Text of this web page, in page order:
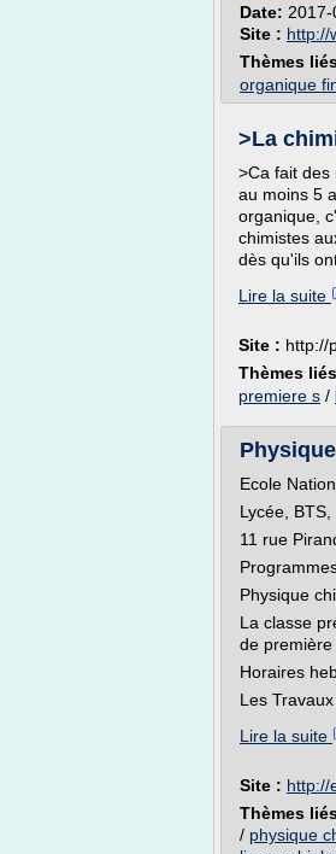
Date:
Site : http://
Thèmes
organique
>La
>Ca fait des
au moins 5
organique,
chimistes
dès qu'ils ont
Lire la suite
Site : http://
Thèmes
premiere s /
Ecole
Lycée,
11 rue
Physique
La classe
de première
Horaires
Les
Lire la suite
Site : http://
Thèmes
/ physique